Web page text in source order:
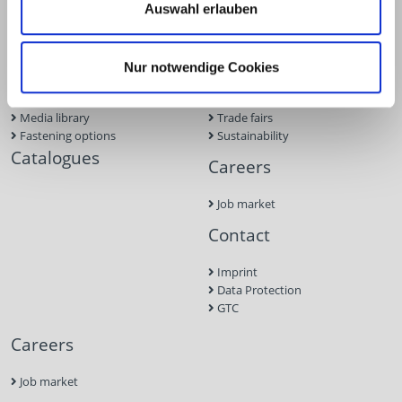
Auswahl erlauben
Nur notwendige Cookies
Know-how
Transport anchor systems for
Technical articles
Media library
Fastening options
Catalogues
News
Our business partners
Trade fairs
Sustainability
Careers
Job market
Contact
Imprint
Data Protection
GTC
Careers
Job market